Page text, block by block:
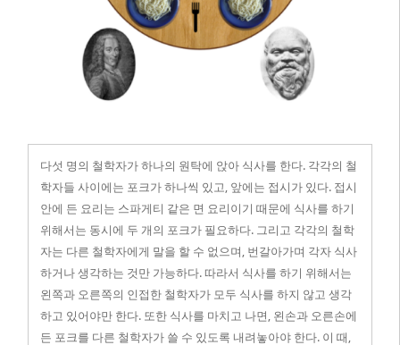
다섯 명의 철학자가 하나의 원탁에 앉아 식사를 한다. 각각의 철
학자들 사이에는 포크가 하나씩 있고, 앞에는 접시가 있다. 접시
안에 든 요리는 스파게티 같은 면 요리이기 때문에 식사를 하기
위해서는 동시에 두 개의 포크가 필요하다. 그리고 각각의 철학
자는 다른 철학자에게 말을 할 수 없으며, 번갈아가며 각자 식사
하거나 생각하는 것만 가능하다. 따라서 식사를 하기 위해서는
왼쪽과 오른쪽의 인접한 철학자가 모두 식사를 하지 않고 생각
하고 있어야만 한다. 또한 식사를 마치고 나면, 왼손과 오른손에
든 포크를 다른 철학자가 쓸 수 있도록 내려놓아야 한다. 이 때,